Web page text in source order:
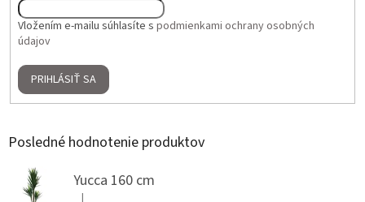
Vložením e-mailu súhlasíte s podmienkami ochrany osobných
údajov
PRIHLÁSIŤ SA
Posledné hodnotenie produktov
Yucca 160 cm
|